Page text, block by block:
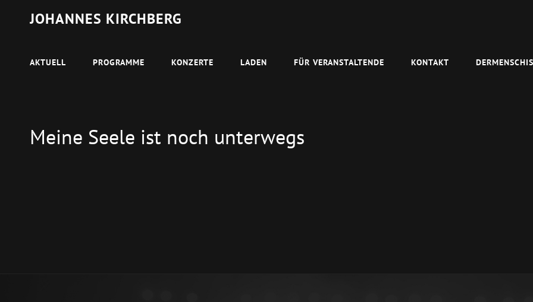
JOHANNES KIRCHBERG
AKTUELL PROGRAMME KONZERTE LADEN FÜR VERANSTALTENDE KONTAKT
Meine Seele ist noch unterwegs